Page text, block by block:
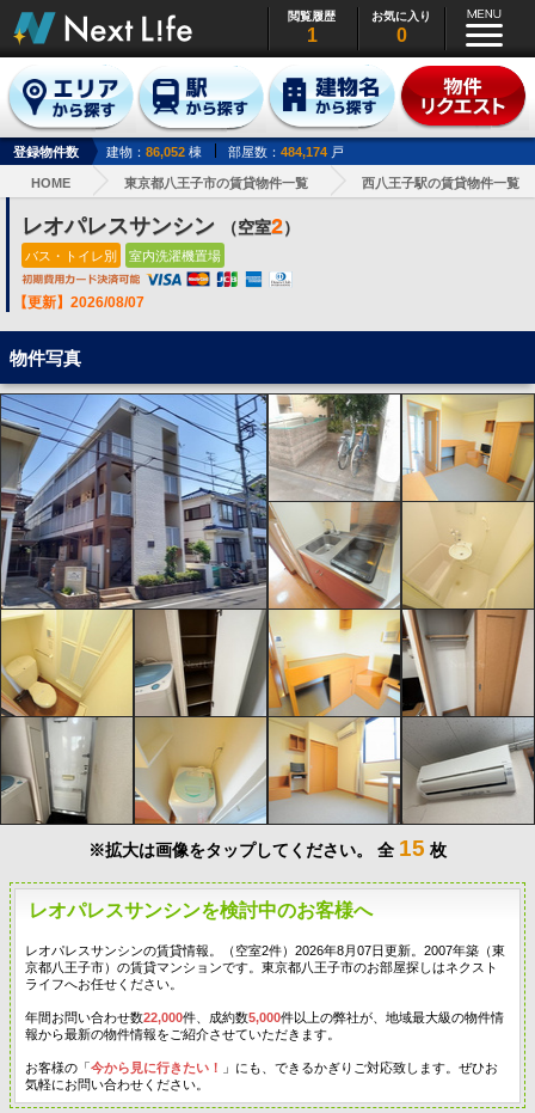
閲覧履歴
1
お気に入り
0
登録物件数 建物： 86,052 棟 部屋数： 484,174 戸
HOME 東京都八王子市の賃貸物件一覧 西八王子駅の賃貸物件一覧
レオパレスサンシン （空室2）
バス・トイレ別 室内洗濯機置場
【更新】2026/08/07
物件写真
※拡大は画像をタップしてください。 全 15 枚
レオパレスサンシンを検討中のお客様へ
レオパレスサンシンの賃貸情報。（空室2件）2026年8月07日更新。2007年築（東
京都八王子市）の賃貸マンションです。東京都八王子市のお部屋探しはネクスト
ライフへお任せください。
年間お問い合わせ数22,000件、成約数5,000件以上の弊社が、地域最大級の物件情
報から最新の物件情報をご紹介させていただきます。
お客様の「今から見に行きたい！
」にも、できるかぎりご対応致します。ぜひお
気軽にお問い合わせください。